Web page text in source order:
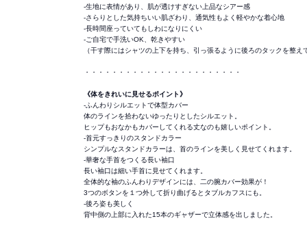
-生地に表情があり、肌が透けすぎない上品なシアー感
-さらりとした気持ちいい肌ざわり、通気性もよく軽やかな着心地
-長時間座っていてもしわになりにくい
-ご自宅で手洗いOK、乾きやすい
（干す際にはシャツの上下を持ち、引っ張るように後ろのタックを整え
・・・・・・・・・・・・・・・・・・・・・・・
《体をきれいに見せるポイント》
-ふんわりシルエットで体型カバー
体のラインを拾わないゆったりとしたシルエット。
ヒップもおなかもカバーしてくれる丈なのも嬉しいポイント。
-首元すっきりのスタンドカラー
シンプルなスタンドカラーは、首のラインを美しく見せてくれます。
-華奢な手首をつくる長い袖口
長い袖口は細い手首に見せてくれます。
全体的な袖のふんわりデザインには、二の腕カバー効果が！
3つのボタンを１つ外して折り曲げるとタブルカフスにも。
-後ろ姿も美しく
背中側の上部に入れた15本のギャザーで立体感を出しました。